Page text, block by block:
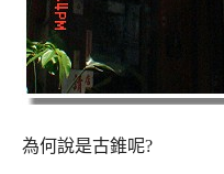
為何說是古錐呢?